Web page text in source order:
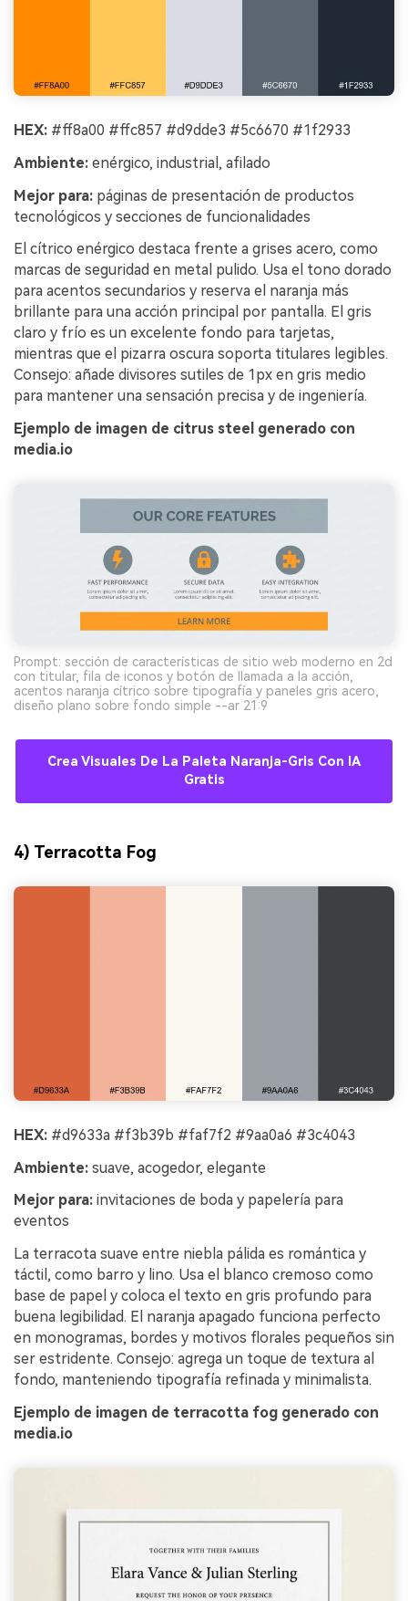
HEX: #ff8a00 #ffc857 #d9dde3 #5c6670 #1f2933
Ambiente: enérgico, industrial, afilado
Mejor para: páginas de presentación de productos
tecnológicos y secciones de funcionalidades
El cítrico enérgico destaca frente a grises acero, como
marcas de seguridad en metal pulido. Usa el tono dorado
para acentos secundarios y reserva el naranja más
brillante para una acción principal por pantalla. El gris
claro y frío es un excelente fondo para tarjetas,
mientras que el pizarra oscura soporta titulares legibles.
Consejo: añade divisores sutiles de 1px en gris medio
para mantener una sensación precisa y de ingeniería.
Ejemplo de imagen de citrus steel generado con
media.io
Prompt: sección de características de sitio web moderno en 2d
con titular, fila de iconos y botón de llamada a la acción,
acentos naranja cítrico sobre tipografía y paneles gris acero,
diseño plano sobre fondo simple --ar 21:9
Crea Visuales De La Paleta Naranja-Gris Con IA
Gratis
4) Terracotta Fog
HEX: #d9633a #f3b39b #faf7f2 #9aa0a6 #3c4043
Ambiente: suave, acogedor, elegante
Mejor para: invitaciones de boda y papelería para
eventos
La terracota suave entre niebla pálida es romántica y
táctil, como barro y lino. Usa el blanco cremoso como
base de papel y coloca el texto en gris profundo para
buena legibilidad. El naranja apagado funciona perfecto
en monogramas, bordes y motivos florales pequeños sin
ser estridente. Consejo: agrega un toque de textura al
fondo, manteniendo tipografía refinada y minimalista.
Ejemplo de imagen de terracotta fog generado con
media.io